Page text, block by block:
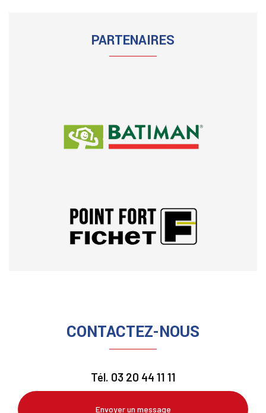
PARTENAIRES
CONTACTEZ-NOUS
Tél. 03 20 44 11 11
Envoyer un message